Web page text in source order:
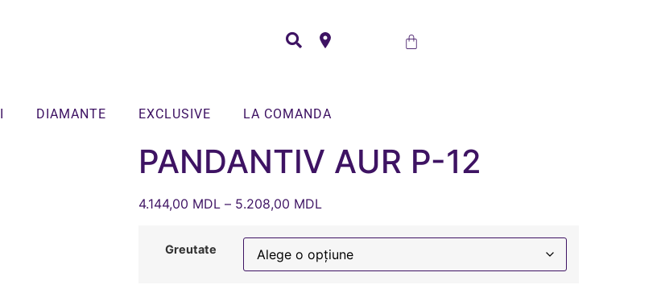
DIAMANTE EXCLUSIVE LA COMANDA
PANDANTIV AUR P-12
4.144,00 MDL – 5.208,00 MDL
Greutate